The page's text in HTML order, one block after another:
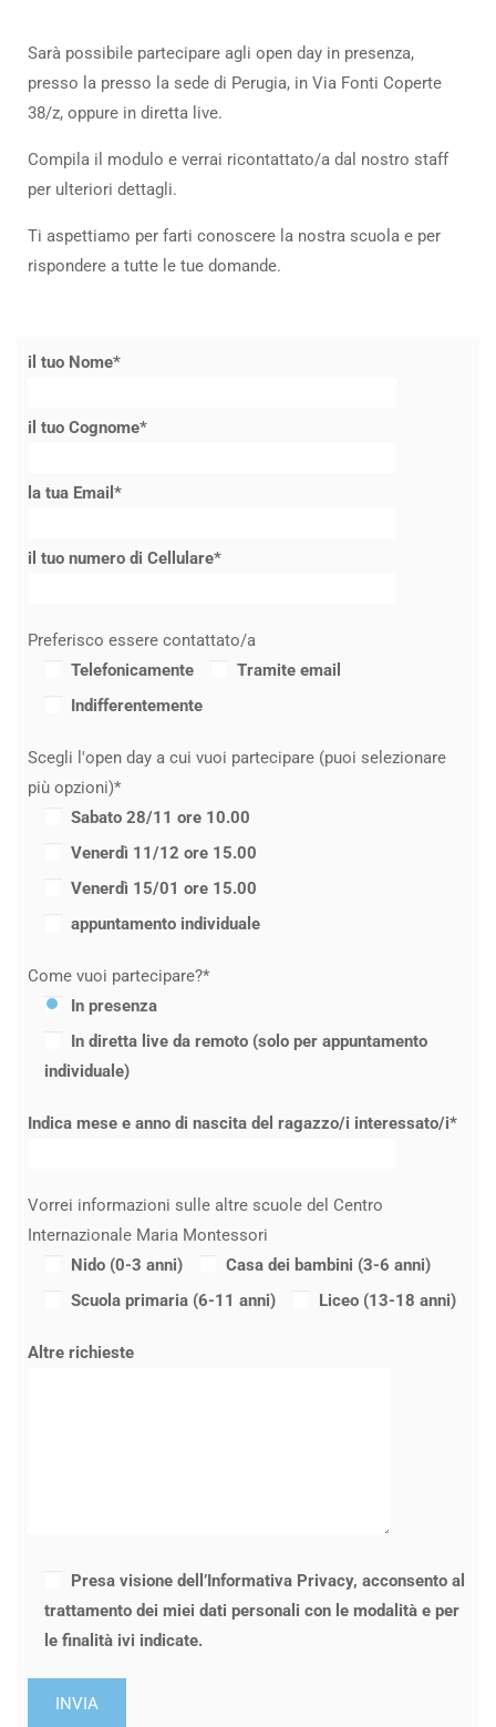
Sarà possibile partecipare agli open day in presenza,
presso la presso la sede di Perugia, in Via Fonti Coperte
38/z, oppure in diretta live.
Compila il modulo e verrai ricontattato/a dal nostro staff
per ulteriori dettagli.
Ti aspettiamo per farti conoscere la nostra scuola e per
rispondere a tutte le tue domande.
il tuo Nome*
il tuo Cognome*
la tua Email*
il tuo numero di Cellulare*
Preferisco essere contattato/a
Telefonicamente
Tramite email
Indifferentemente
Scegli l'open day a cui vuoi partecipare (puoi selezionare
più opzioni)*
Sabato 28/11 ore 10.00
Venerdì 11/12 ore 15.00
Venerdì 15/01 ore 15.00
appuntamento individuale
Come vuoi partecipare?*
In presenza
In diretta live da remoto (solo per appuntamento
individuale)
Indica mese e anno di nascita del ragazzo/i interessato/i*
Vorrei informazioni sulle altre scuole del Centro
Internazionale Maria Montessori
Nido (0-3 anni)
Casa dei bambini (3-6 anni)
Scuola primaria (6-11 anni)
Liceo (13-18 anni)
Altre richieste
Presa visione dell’Informativa Privacy, acconsento al
trattamento dei miei dati personali con le modalità e per
le finalità ivi indicate.